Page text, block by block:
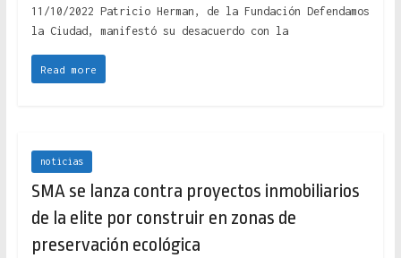
11/10/2022 Patricio Herman, de la Fundación Defendamos
la Ciudad, manifestó su desacuerdo con la
Read more
noticias
SMA se lanza contra proyectos inmobiliarios
de la elite por construir en zonas de
preservación ecológica